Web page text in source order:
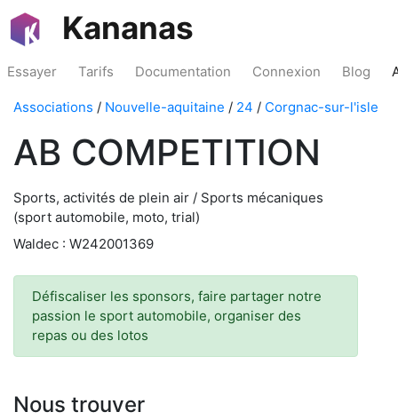
Kananas
Essayer Tarifs Documentation Connexion Blog
Associations / Nouvelle-aquitaine / 24 / Corgnac-sur-l'isle
AB COMPETITION
Sports, activités de plein air / Sports mécaniques
(sport automobile, moto, trial)
Waldec : W242001369
Défiscaliser les sponsors, faire partager notre
passion le sport automobile, organiser des
repas ou des lotos
Nous trouver